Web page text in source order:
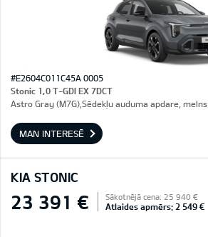
#E2604C011C45A 0005
Stonic 1,0 T-GDI EX 7DCT
Astro Gray (M7G),Sēdekļu auduma apdare, melns
MAN INTERESĒ
KIA STONIC
23 391 € Sākotnējā cena: 25 940 €
Atlaides apmērs: 2 549 €